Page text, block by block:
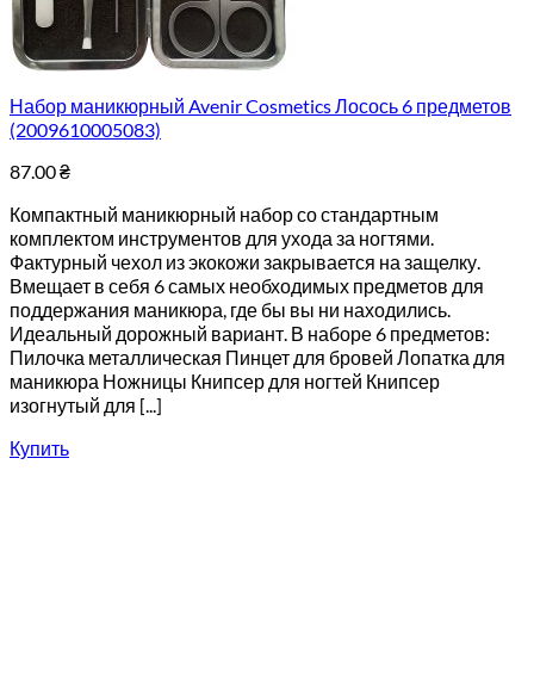
Набор маникюрный Avenir Cosmetics Лосось 6 предметов
(2009610005083)
87.00₴
Компактный маникюрный набор со стандартным
комплектом инструментов для ухода за ногтями.
Фактурный чехол из экокожи закрывается на защелку.
Вмещает в себя 6 самых необходимых предметов для
поддержания маникюра, где бы вы ни находились.
Идеальный дорожный вариант. В наборе 6 предметов:
Пилочка металлическая Пинцет для бровей Лопатка для
маникюра Ножницы Книпсер для ногтей Книпсер
изогнутый для [...]
Купить